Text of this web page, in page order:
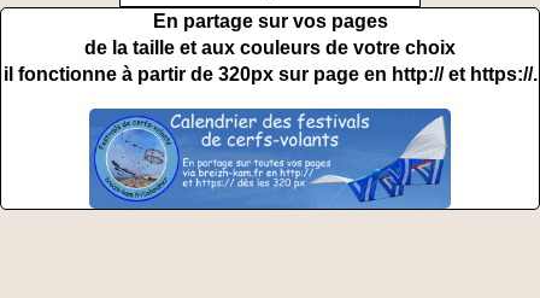
En partage sur vos pages
de la taille et aux couleurs de votre choix
il fonctionne à partir de 320px sur page en http:// et https://.